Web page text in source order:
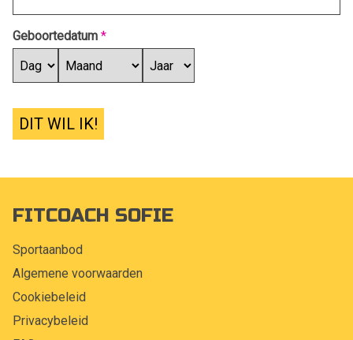
Geboortedatum *
DIT WIL IK!
FITCOACH SOFIE
Sportaanbod
Algemene voorwaarden
Cookiebeleid
Privacybeleid